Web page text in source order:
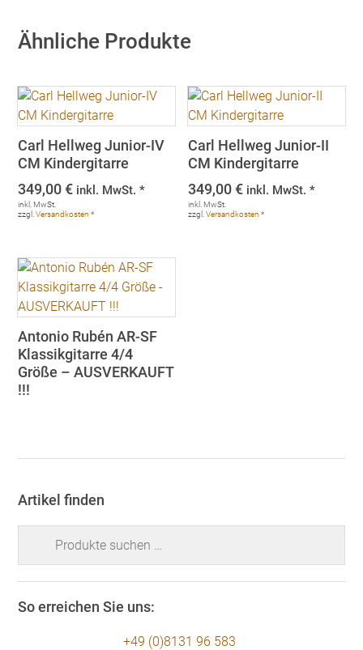
Ähnliche Produkte
Carl Hellweg Junior-IV
CM Kindergitarre
349,00€ inkl. MwSt. *
inkl. MwSt.
zzgl.Versandkosten *
Carl Hellweg Junior-II
CM Kindergitarre
349,00€ inkl. MwSt. *
inkl. MwSt.
zzgl.Versandkosten *
Antonio Rubén AR-SF
Klassikgitarre 4/4
Größe – AUSVERKAUFT
!!!
Artikel finden
So erreichen Sie uns:
+49 (0)8131 96 583